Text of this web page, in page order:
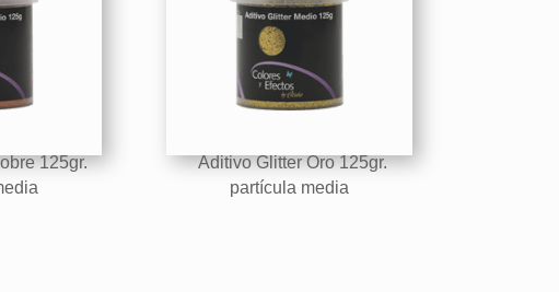
125gr.
Aditivo Glitter Oro 125gr.
partícula media